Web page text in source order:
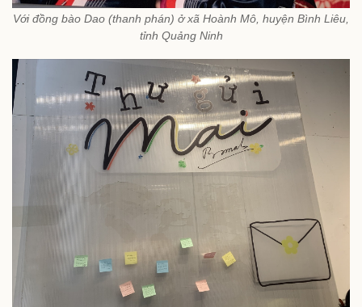
Với đồng bào Dao (thanh phán) ở xã Hoành Mô, huyện Bình Liêu,
tỉnh Quảng Ninh